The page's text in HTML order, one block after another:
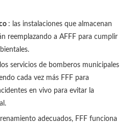
: las instalaciones que almacenan
reemplazando a AFFF para cumplir
servicios de bomberos municipales
cada vez más FFF para
en vivo para evitar la
adecuados, FFF funciona